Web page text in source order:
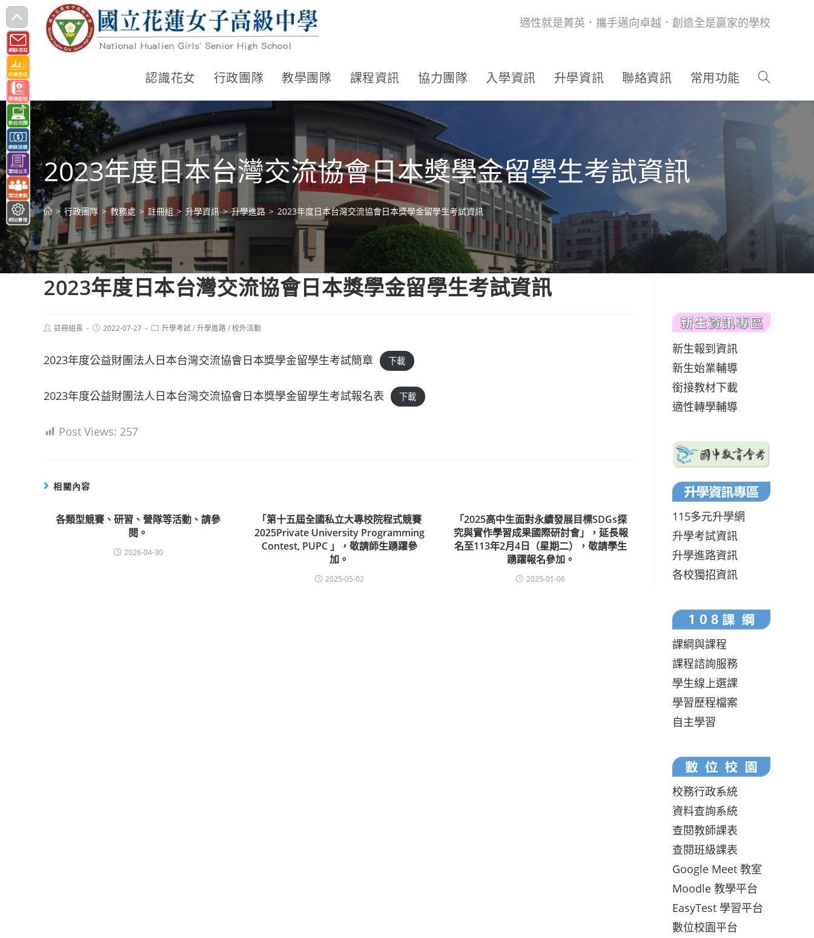
跳
轉
至
主
要
內
容
適性就是菁英．攜手邁向卓越．創造全是贏家的學校
認識花女 行政團隊 教學團隊 課程資訊 協力團隊 入學資訊 升學資訊 聯絡資訊 常用功能
2023年度日本台灣交流協會日本獎學金留學生考試資訊
> 行政團隊 > 教務處 > 註冊組 > 升學資訊 > 升學進路 > 2023年度日本台灣交流協會日本獎學金留學生考試資訊
2023年度日本台灣交流協會日本獎學金留學生考試資訊
Post註冊組長
Post2022-07-27
Post升學考試/升學進路/校外活動
2023年度公益財團法人日本台灣交流協會日本獎學金留學生考試簡章 下載
2023年度公益財團法人日本台灣交流協會日本獎學金留學生考試報名表 下載
Post Views: 257
相關內容
各類型競賽、研習、營隊等活動、請參
閱。
2026-04-30
「第十五屆全國私立大專校院程式競賽
2025Private University Programming
Contest, PUPC 」，敬請師生踴躍參
加。
2025-05-02
「2025高中生面對永續發展目標SDGs探
究與實作學習成果國際研討會」，延長報
名至113年2月4日（星期二），敬請學生
踴躍報名參加。
2025-01-06
新生報到資訊
新生始業輔導
銜接教材下載
適性轉學輔導
115多元升學網
升學考試資訊
升學進路資訊
各校獨招資訊
課綱與課程
課程諮詢服務
學生線上選課
學習歷程檔案
自主學習
校務行政系統
資料查詢系統
查閱教師課表
查閱班級課表
Google Meet 教室
Moodle 教學平台
EasyTest 學習平台
數位校園平台